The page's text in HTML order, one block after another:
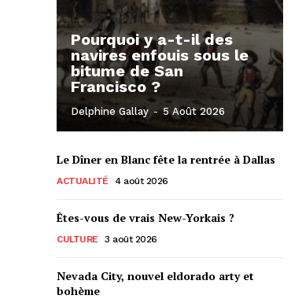
Pourquoi y a-t-il des
navires enfouis sous le
bitume de San
Francisco ?
Delphine Gallay - 5 Août 2026
Le Dîner en Blanc fête la rentrée à Dallas
ACTUALITÉ 4 août 2026
Êtes-vous de vrais New-Yorkais ?
CULTURE 3 août 2026
Nevada City, nouvel eldorado arty et
bohème